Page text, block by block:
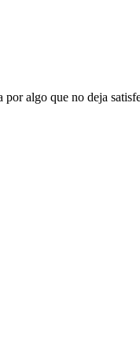
por algo que no deja